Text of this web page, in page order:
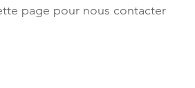
page pour nous contacter